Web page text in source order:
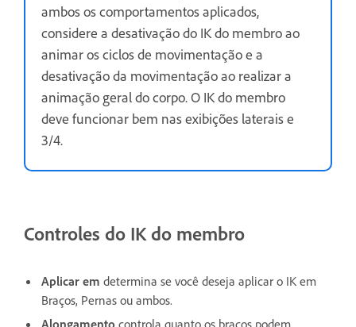
ambos os comportamentos aplicados,
considere a desativação do IK do membro ao
animar os ciclos de movimentação e a
desativação da movimentação ao realizar a
animação geral do corpo. O IK do membro
deve funcionar bem nas exibições laterais e
3/4.
Controles do IK do membro
Aplicar em determina se você deseja aplicar o IK em
Braços, Pernas ou ambos.
Alongamento controla quanto os braços podem